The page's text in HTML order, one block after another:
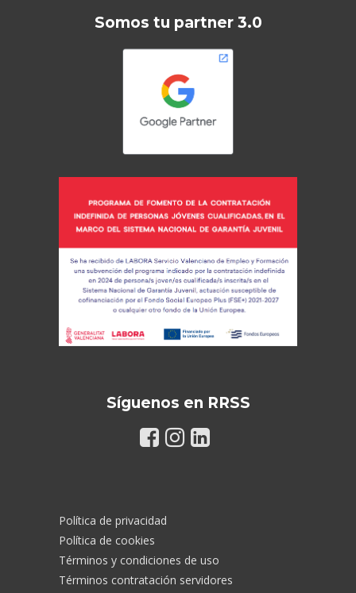
Somos tu partner 3.0
Síguenos en RRSS
Política de privacidad
Política de cookies
Términos y condiciones de uso
Términos contratación servidores